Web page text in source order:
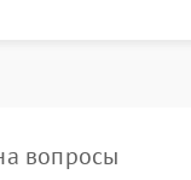
вопросы